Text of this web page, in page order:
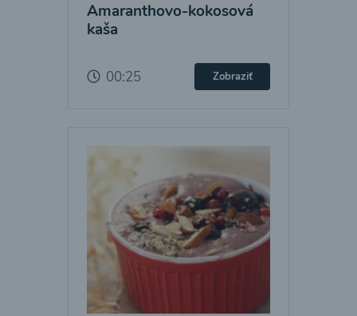
Amaranthovo-kokosová
kaša
00:25 Zobraziť